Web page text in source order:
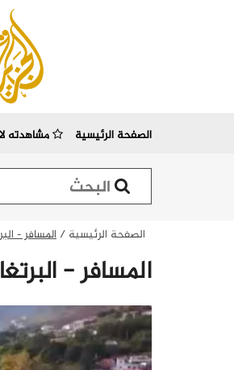
الصفحة الرئيسية مشاهدته
استمارة البحث
الصفحة الرئيسية / المسافر -
المسافر -